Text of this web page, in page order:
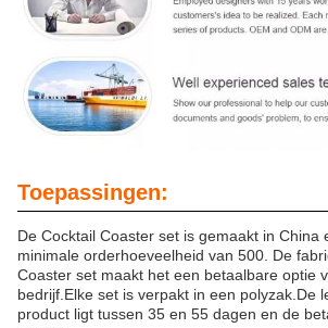
Toepassingen:
De Cocktail Coaster set is gemaakt in China
minimale orderhoeveelheid van 500. De
Coaster set maakt het een betaalbare optie
bedrijf.Elke set is verpakt in een polyzak.De
product ligt tussen 35 en 55 dagen en de